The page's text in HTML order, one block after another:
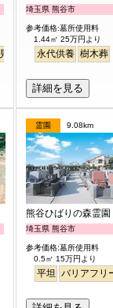
見晴らし・眺望
埼玉県 熊谷市
参考価格:墓所使用料
1.44㎡ 25万円より
永代供養 樹木葬
詳細を見る
霊園 9.08km
熊谷ひばりの森霊園
埼玉県 熊谷市
参考価格:墓所使用料
0.5㎡ 15万円より
平坦 バリアフリ